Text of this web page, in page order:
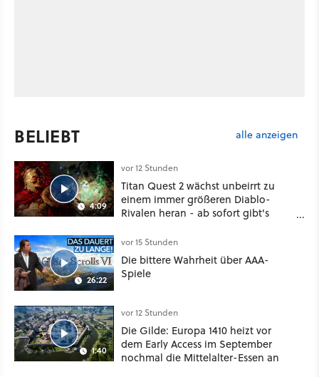
BELIEBT alle anzeigen
4:09
vor 12 Stunden
Titan Quest 2 wächst unbeirrt zu
einem immer größeren Diablo-
Rivalen heran - ab sofort gibt's
Klasse
26:22
vor 15 Stunden
Die bittere Wahrheit über AAA-
Spiele
1:40
vor 12 Stunden
Die Gilde: Europa 1410 heizt vor
dem Early Access im September
nochmal die Mittelalter-Essen an